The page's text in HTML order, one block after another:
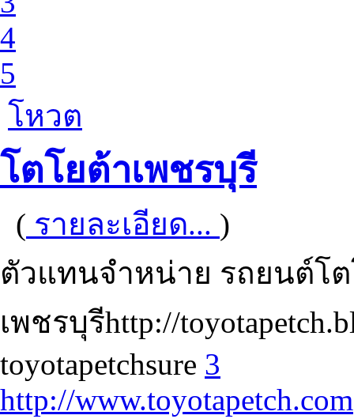
4
5
โหวต
โตโยต้าเพชรบุรี
( รายละเอียด... )
ตัวแทนจำหน่าย รถยนต์โ
เพชรบุรีhttp://
toyotapetchsure 3
http://www.toyotapetch.com